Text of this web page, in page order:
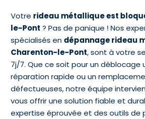
Votre rideau métallique est
le-Pont ? Pas de panique ! Nos
spécialisés en dépannage rideau
Charenton-le-Pont, sont à votre
7j/7. Que ce soit pour un déblocage
réparation rapide ou un
défectueuses, notre équipe
vous offrir une solution fiable et
expertise éprouvée et des outils de